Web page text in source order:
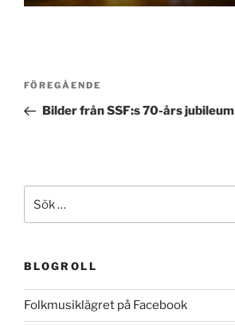
Inläggsnavigering
Föregående
inlägg
FÖREGÅENDE
Bilder från SSF:s 70-års jubileum
efter:
BLOGROLL
Folkmusiklägret på Facebook